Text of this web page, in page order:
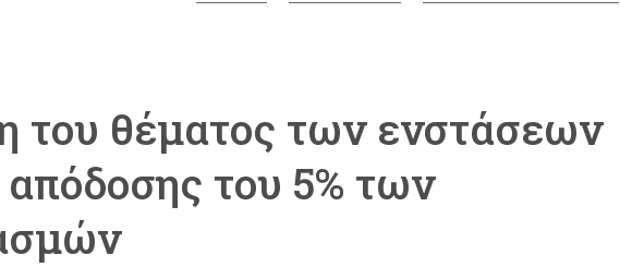
του θέματος των ενστάσεων
απόδοσης του 5% των